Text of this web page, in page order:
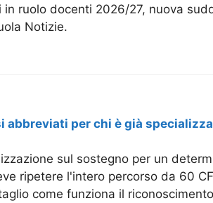
in ruolo docenti 2026/27, nuova
Notizie.
abbreviati per chi è già
sul sostegno per un
ripetere l'intero percorso da 60
come funziona il